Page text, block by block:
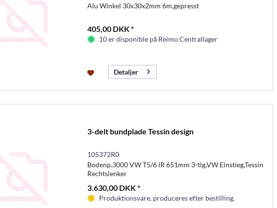
Alu Winkel 30x30x2mm 6m,gepresst
405,00 DKK *
10 er disponible på Reimo Centrallager
Detaljer
3-delt bundplade Tessin design
105372R0
Bodenp.3000 VW T5/6 lR 651mm 3-tlg,VW Einstieg,Tessin
Rechtslenker
3.630,00 DKK *
Produktionsvare, produceres efter bestilling.